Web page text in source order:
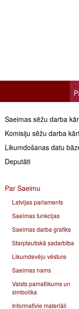
Saeimas sēžu darba
Komisiju sēžu darba
Likumdošanas datu
Deputāti
Par Saeimu
Latvijas parlaments
Saeimas funkcijas
Saeimas darba grafiks
Starptautiskā sadarbība
Likumdevēju vēsture
Saeimas nams
Valsts pamatlikums un
simbolika
Informatīvie materiāli